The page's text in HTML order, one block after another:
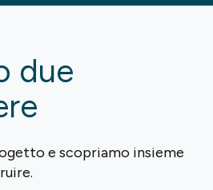
due
e scopriamo insieme